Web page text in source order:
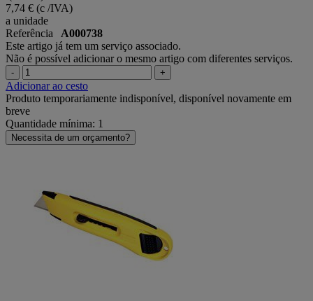
7,74 € (c /IVA)
a unidade
Referência A000738
Este artigo já tem um serviço associado.
Não é possível adicionar o mesmo artigo com diferentes serviços.
- +
Adicionar ao cesto
Produto temporariamente indisponível, disponível novamente em
breve
Quantidade mínima: 1
Necessita de um orçamento?